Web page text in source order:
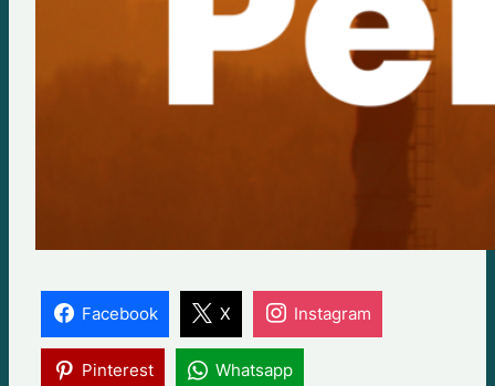
Facebook X Instagram
Pinterest Whatsapp